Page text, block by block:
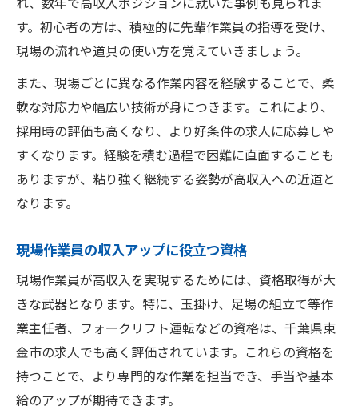
す。初心者の方は、積極的に先輩作業員の指導を受け、
現場の流れや道具の使い方を覚えていきましょう。
また、現場ごとに異なる作業内容を経験することで、柔
軟な対応力や幅広い技術が身につきます。これにより、
採用時の評価も高くなり、より好条件の求人に応募しや
すくなります。経験を積む過程で困難に直面することも
ありますが、粘り強く継続する姿勢が高収入への近道と
なります。
現場作業員の収入アップに役立つ資格
現場作業員が高収入を実現するためには、資格取得が大
きな武器となります。特に、玉掛け、足場の組立て等作
業主任者、フォークリフト運転などの資格は、千葉県東
金市の求人でも高く評価されています。これらの資格を
持つことで、より専門的な作業を担当でき、手当や基本
給のアップが期待できます。